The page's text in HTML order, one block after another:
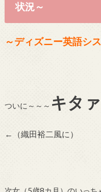
状況～
～ディズニー英語シ
ついに～～～ キタ
←（織田裕二風に）